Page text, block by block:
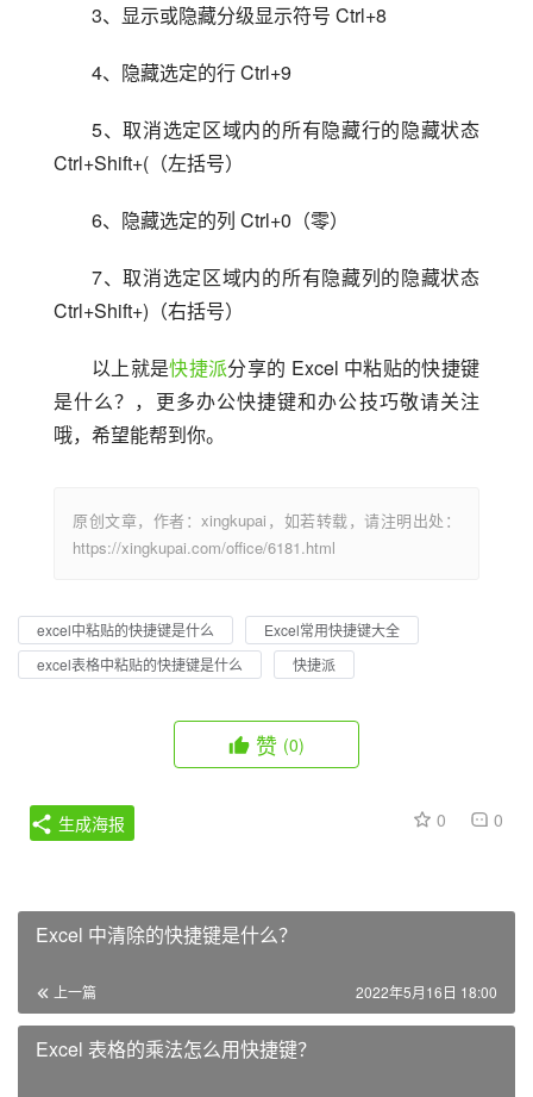
3、显示或隐藏分级显示符号 Ctrl+8
4、隐藏选定的行 Ctrl+9
5、取消选定区域内的所有隐藏行的隐藏状态
Ctrl+Shift+(（左括号）
6、隐藏选定的列 Ctrl+0（零）
7、取消选定区域内的所有隐藏列的隐藏状态
Ctrl+Shift+)（右括号）
以上就是快捷派分享的 Excel 中粘贴的快捷键
是什么？，更多办公快捷键和办公技巧敬请关注
哦，希望能帮到你。
原创文章，作者：xingkupai，如若转载，请注明出处：
https://xingkupai.com/office/6181.html
excel中粘贴的快捷键是什么
Excel常用快捷键大全
excel表格中粘贴的快捷键是什么
快捷派
赞 (0)
0 0
生成海报
Excel 中清除的快捷键是什么？
上一篇 2022年5月16日 18:00
Excel 表格的乘法怎么用快捷键？